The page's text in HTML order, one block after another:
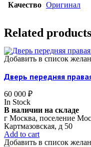
Качество Оригинал
Related products
Добавить в список
Дверь передняя
60 000 ₽
In Stock
В наличии на складе
г Москва, поселение
Картмазовская, д 50
Add to cart
Добавить в список